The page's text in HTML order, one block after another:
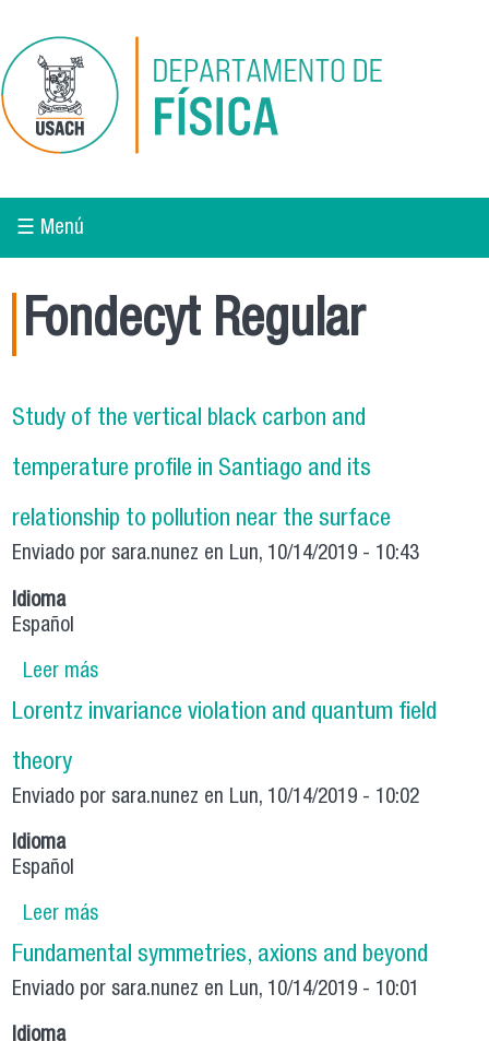
☰ Menú
Fondecyt Regular
Study of the vertical black carbon and
temperature profile in Santiago and its
relationship to pollution near the surface
Enviado porsara.nunez en Lun, 10/14/2019 - 10:43
Idioma
Español
Leer mássobre Study of the vertical black carbon and
temperature profile in Santiago and its
relationship to pollution near the surface
Lorentz invariance violation and quantum field
theory
Enviado porsara.nunez en Lun, 10/14/2019 - 10:02
Idioma
Español
Leer mássobre Lorentz invariance violation and quantum
field theory
Fundamental symmetries, axions and beyond
Enviado porsara.nunez en Lun, 10/14/2019 - 10:01
Idioma